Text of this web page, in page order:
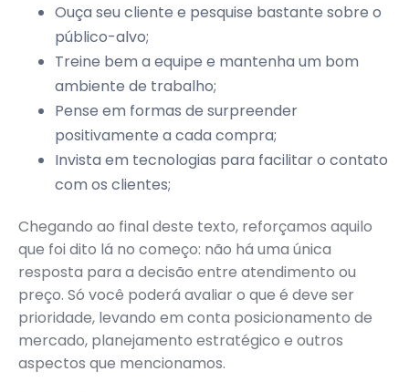
Ouça seu cliente e pesquise bastante sobre o
público-alvo;
Treine bem a equipe e mantenha um bom
ambiente de trabalho;
Pense em formas de surpreender
positivamente a cada compra;
Invista em tecnologias para facilitar o contato
com os clientes;
Chegando ao final deste texto, reforçamos aquilo
que foi dito lá no começo: não há uma única
resposta para a decisão entre atendimento ou
preço. Só você poderá avaliar o que é deve ser
prioridade, levando em conta posicionamento de
mercado, planejamento estratégico e outros
aspectos que mencionamos.